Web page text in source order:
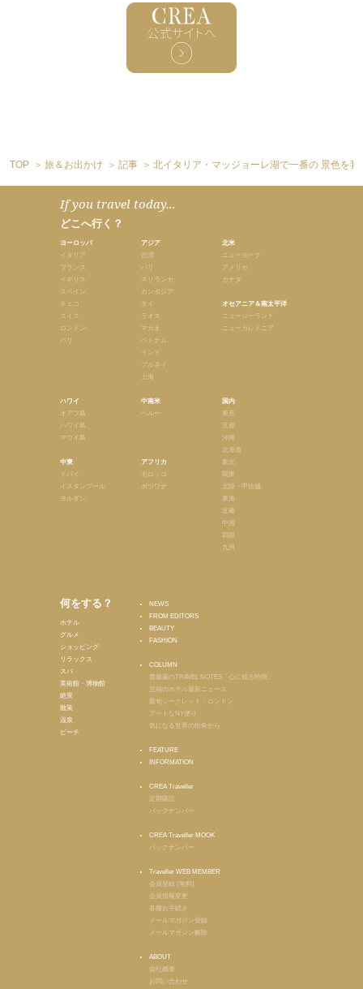
TOP 旅＆お出かけ 記事 北イタリア・マッジョーレ湖で一番の 景色を
If you travel today...
どこへ行く？
ヨーロッパ
イタリア
フランス
イギリス
スペイン
チェコ
スイス
ロンドン
パリ
ハワイ
オアフ島
ハワイ島
マウイ島
中東
ドバイ
イスタンブール
ヨルダン
アジア
台湾
バリ
スリランカ
カンボジア
タイ
ラオス
マカオ
ベトナム
インド
ブルネイ
上海
中南米
ペルー
アフリカ
モロッコ
ボツワナ
北米
ニューヨーク
アメリカ
カナダ
オセアニア＆南太平洋
ニュージーランド
ニューカレドニア
国内
東京
京都
沖縄
北海道
東北
関東
北陸・甲信越
東海
近畿
中国
四国
九州
何をする？
ホテル
グルメ
ショッピング
リラックス
スパ
美術館・博物館
絶景
散策
温泉
ビーチ
NEWS
FROM EDITORS
BEAUTY
FASHION
COLUMN
齋藤薫のTRAVEL NOTES「心に残る時間」
至福のホテル最新ニュース
最旬シークレット・ロンドン
アートなNY便り
気になる世界の街角から
FEATURE
INFORMATION
CREA Traveller
定期購読
バックナンバー
CREA Traveller MOOK
バックナンバー
Traveller WEB MEMBER
会員登録 (無料)
会員情報変更
各種お手続き
メールマガジン登録
メールマガジン解除
ABOUT
会社概要
お問い合わせ